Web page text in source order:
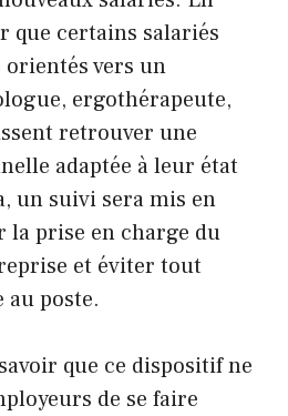
que certains salariés
orientés vers un
ergothérapeute,
retrouver une
adaptée à leur état
un suivi sera mis en
prise en charge du
et éviter tout
au poste.
que ce dispositif ne
de se faire